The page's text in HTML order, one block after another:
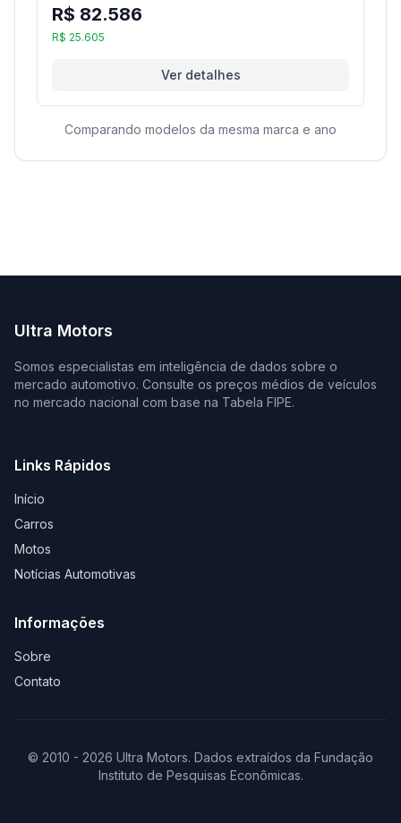
R$ 82.586
R$ 25.605
Ver detalhes
Comparando modelos da mesma marca e ano
Ultra Motors
Somos especialistas em inteligência de dados sobre o
mercado automotivo. Consulte os preços médios de veículos
no mercado nacional com base na Tabela FIPE.
Links Rápidos
Início
Carros
Motos
Notícias Automotivas
Informações
Sobre
Contato
© 2010 - 2026 Ultra Motors. Dados extraídos da Fundação
Instituto de Pesquisas Econômicas.